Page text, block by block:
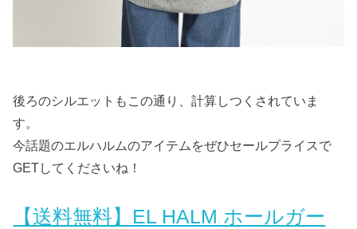
後ろのシルエットもこの通り、計算しつくされていま
す。
今話題のエルハルムのアイテムをぜひセールプライスで
GETしてくださいね！
【送料無料】EL HALM ホールガー